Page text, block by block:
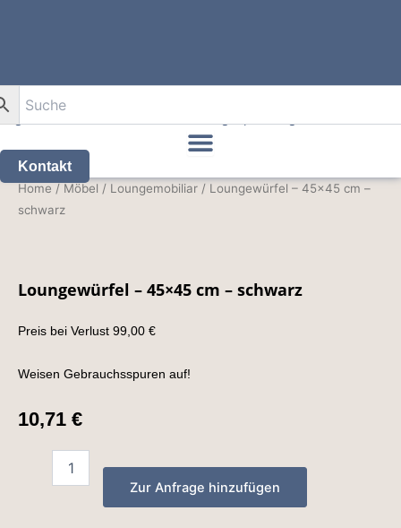
Kontakt
Home / Möbel / Loungemobiliar / Loungewürfel – 45×45 cm –
schwarz
Loungewürfel – 45×45 cm – schwarz
Preis bei Verlust 99,00 €
Weisen Gebrauchsspuren auf!
10,71 €
Loungewürfel
quantity
Zur Anfrage hinzufügen